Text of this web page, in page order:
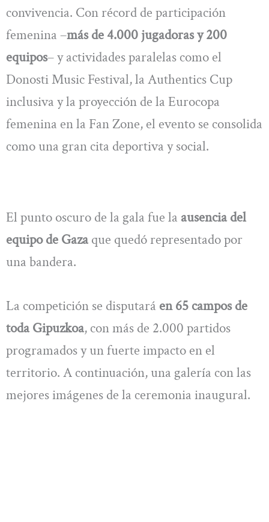
convivencia. Con récord de participación
femenina –más de 4.000 jugadoras y 200
equipos– y actividades paralelas como el
Donosti Music Festival, la Authentics Cup
inclusiva y la proyección de la Eurocopa
femenina en la Fan Zone, el evento se consolida
como una gran cita deportiva y social.
El punto oscuro de la gala fue la ausencia del
equipo de Gazaque quedó representado por
una bandera.
La competición se disputará en 65 campos de
toda Gipuzkoa, con más de 2.000 partidos
programados y un fuerte impacto en el
territorio. A continuación, una galería con las
mejores imágenes de la ceremonia inaugural.